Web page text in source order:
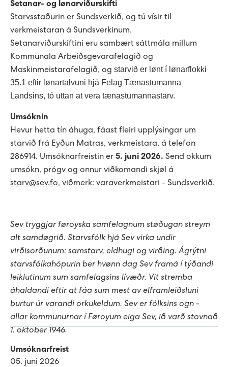
Setanar- og lønarviðurskifti
Starvsstaðurin er Sundsverkið, og tú vísir til
verkmeistaran á Sundsverkinum.
Setanarviðurskiftini eru sambært sáttmála millum
Kommunala Arbeiðsgevarafelagið og
Maskinmeistarafelagið, og starvið er lønt í lønarflokki
35.1 eftir lønartalvuni hjá Felag Tænastumanna
Landsins, tó uttan at vera tænastumannastarv.
Umsóknin
Hevur hetta tín áhuga, fáast fleiri upplýsingar um
starvið frá Eyðun Matras, verkmeistara, á telefon
286914. Umsóknarfreistin er 5. juni 2026. Send okkum
umsókn, prógv og onnur viðkomandi skjøl á
starv@sev.fo, viðmerk: varaverkmeistari - Sundsverkið.
Sev tryggjar føroyska samfelagnum støðugan streym
alt samdøgrið. Starvsfólk hjá Sev virka undir
virðisorðunum: samstarv, eldhugi og virðing. Ágrýtni
starvsfólkahópurin ber hvønn dag Sev framá í týðandi
leiklutinum sum samfelagsins lívæðr. Vit stremba
áhaldandi eftir at fáa sum mest av elframleiðsluni
burtur úr varandi orkukeldum. Sev er fólksins ogn -
allar kommunurnar í Føroyum eiga Sev, ið varð stovnað
1. oktober 1946.
Umsóknarfreist
05. juni 2026